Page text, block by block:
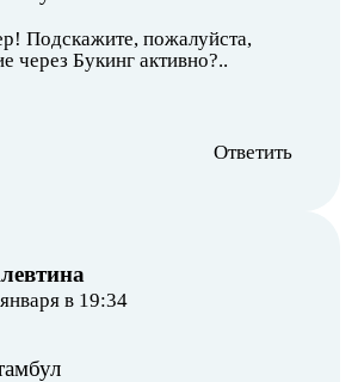
Подскажите, пожалуйста,
через Букинг активно?..
Ответить
в 19:34